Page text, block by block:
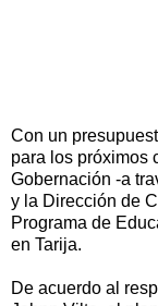
Con un
para los próximos
Gobernación -a
y la Dirección de
Programa de
en Tarija.
De acuerdo al